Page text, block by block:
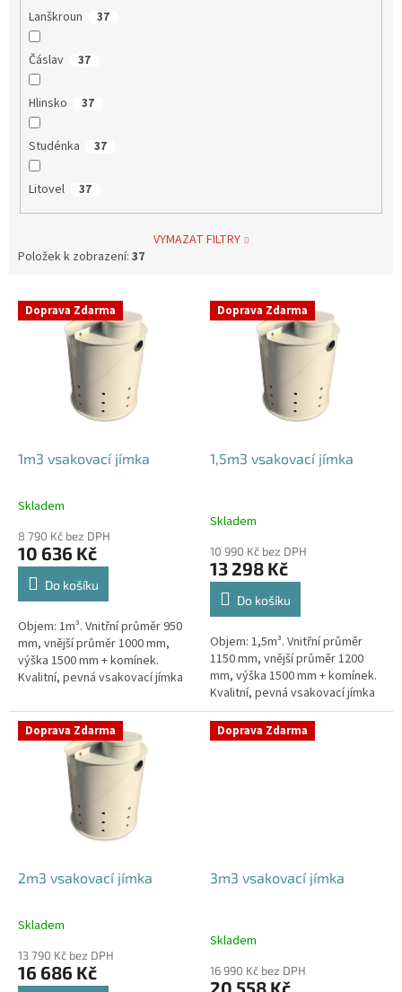
Lanškroun 37
Čáslav 37
Hlinsko 37
Studénka 37
Litovel 37
VYMAZAT FILTRY
Položek k zobrazení: 37
V Doprava Zdarma
1m3 vsakovací jímka
Průměrné
produktu
je
4,4
hvězdiček.
Skladem
8 790 Kč bez DPH
10 636 Kč
Do košíku
Objem: 1m³. Vnitřní průměr 950
mm, vnější průměr 1000 mm,
výška 1500 mm + komínek.
Kvalitní, pevná vsakovací jímka
obetonování Průměr přítoku a
odtoku +...
Doprava Zdarma
1,5m3 vsakovací jímka
Skladem
10 990 Kč bez DPH
13 298 Kč
Do košíku
Objem: 1,5m³. Vnitřní průměr
1150 mm, vnější průměr 1200
mm, výška 1500 mm + komínek.
Kvalitní, pevná vsakovací jímka
(nádrž) bez potřeby
obetonování Průměr přítoku a
odtoku +...
Doprava Zdarma
2m3 vsakovací jímka
Průměrné
produktu
je
Skladem
13 790 Kč bez DPH
16 686 Kč
Doprava Zdarma
3m3 vsakovací jímka
Skladem
16 990 Kč bez DPH